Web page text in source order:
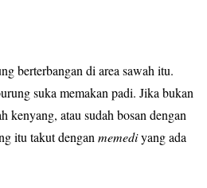
berterbangan di area sawah itu.
suka memakan padi. Jika bukan
kenyang, atau sudah bosan dengan
itu takut dengan memediyang ada